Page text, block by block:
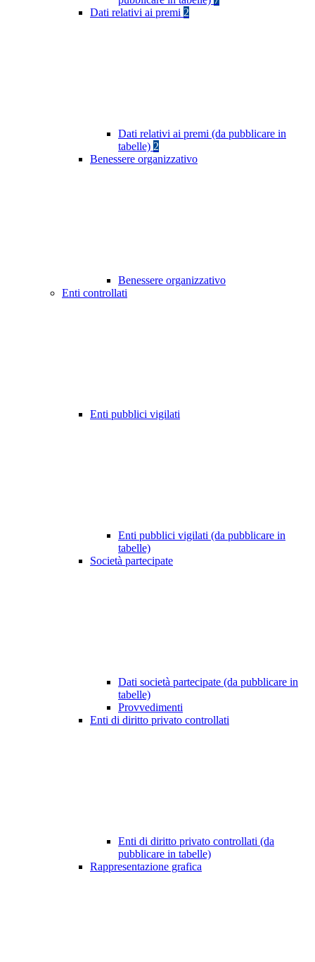
Dati relativi ai premi 2
Dati relativi ai premi (da pubblicare in
tabelle) 2
Benessere organizzativo
Benessere organizzativo
Enti controllati
Enti pubblici vigilati
Enti pubblici vigilati (da pubblicare in
tabelle)
Società partecipate
Dati società partecipate (da pubblicare in
tabelle)
Provvedimenti
Enti di diritto privato controllati
Enti di diritto privato controllati (da
pubblicare in tabelle)
Rappresentazione grafica